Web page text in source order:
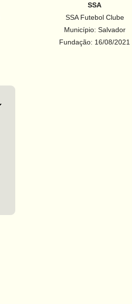
SSA
SSA Futebol Clube
Município: Salvador
Fundação: 16/08/2021